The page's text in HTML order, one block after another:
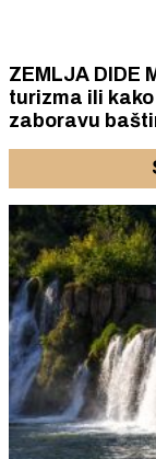
ZEMLJA DIDE
turizma ili kako je don Stipe
zaboravu